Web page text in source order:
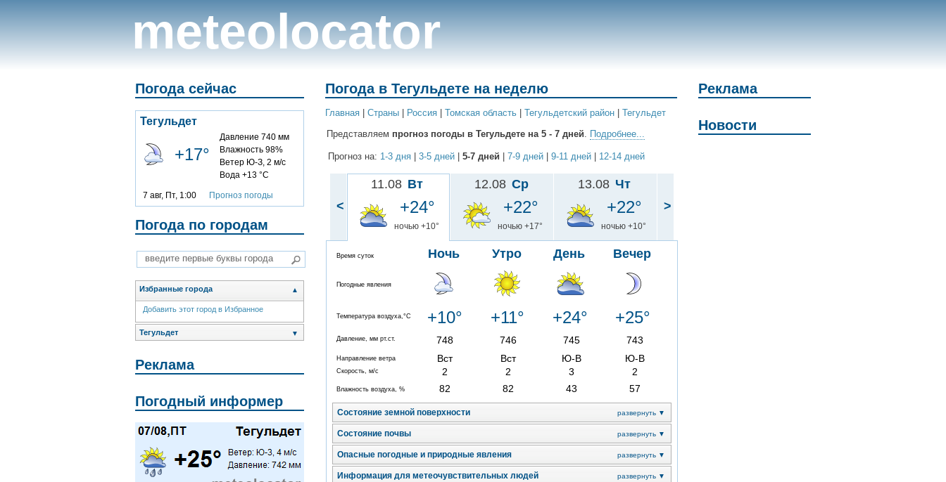
meteolocator
Погода сейчас
Тегульдет
+17°
Давление 740 мм
Влажность 98%
Ветер Ю-З, 2 м/с
Вода +13 °C
7 авг, Пт, 1:00 Прогноз погоды
Погода по городам
Избранные города ▲
Добавить этот город в Избранное
Тегульдет ▼
Реклама
Погодный информер
Погода в Тегульдете на неделю
Главная Cтраны Россия Томская область Тегульдетский район
Тегульдет
Представляем прогноз погоды в Тегульдете на 5 - 7 дней. Подробнее...
Прогноз на: 1-3 дня 3-5 дней 5-7 дней 7-9 дней 9-11 дней 12-14 дней
<
11.08 Вт
+24°
ночью +10°
Время суток Ночь Утро День Вечер
Погодные явления
Температура воздуха,°C +10° +11° +24° +25°
Давление, мм рт.ст. 748 746 745 743
Направление ветра Вст Вст Ю-В Ю-В
Скорость, м/с 2 2 3 2
Влажность воздуха, % 82 82 43 57
Состояние земной поверхности развернуть ▼
Состояние почвы развернуть ▼
Опасные погодные и природные явления развернуть ▼
Информация для метеочувствительных людей развернуть ▼
12.08 Ср
+22°
ночью +17°
13.08 Чт
+22°
ночью +10°
>
Реклама
Новости